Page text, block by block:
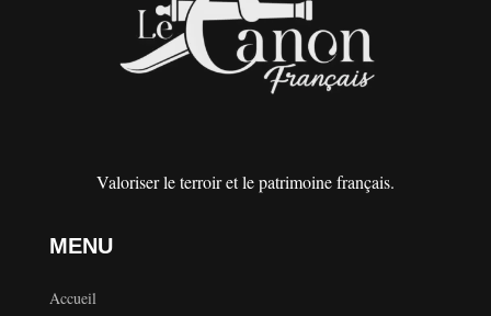
Valoriser le terroir et le patrimoine français.
MENU
Accueil